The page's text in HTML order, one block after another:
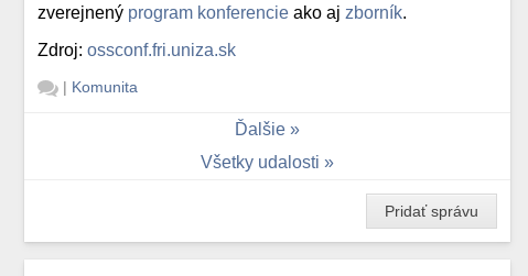
zverejnený program konferencie ako aj zborník.
Zdroj:ossconf.fri.uniza.sk
| Komunita
Ďalšie
Všetky udalosti
Pridať správu